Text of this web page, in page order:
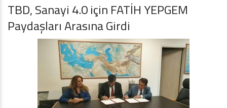
TBD, Sanayi 4.0 için FATİH YEPGEM
Paydaşları Arasına Girdi